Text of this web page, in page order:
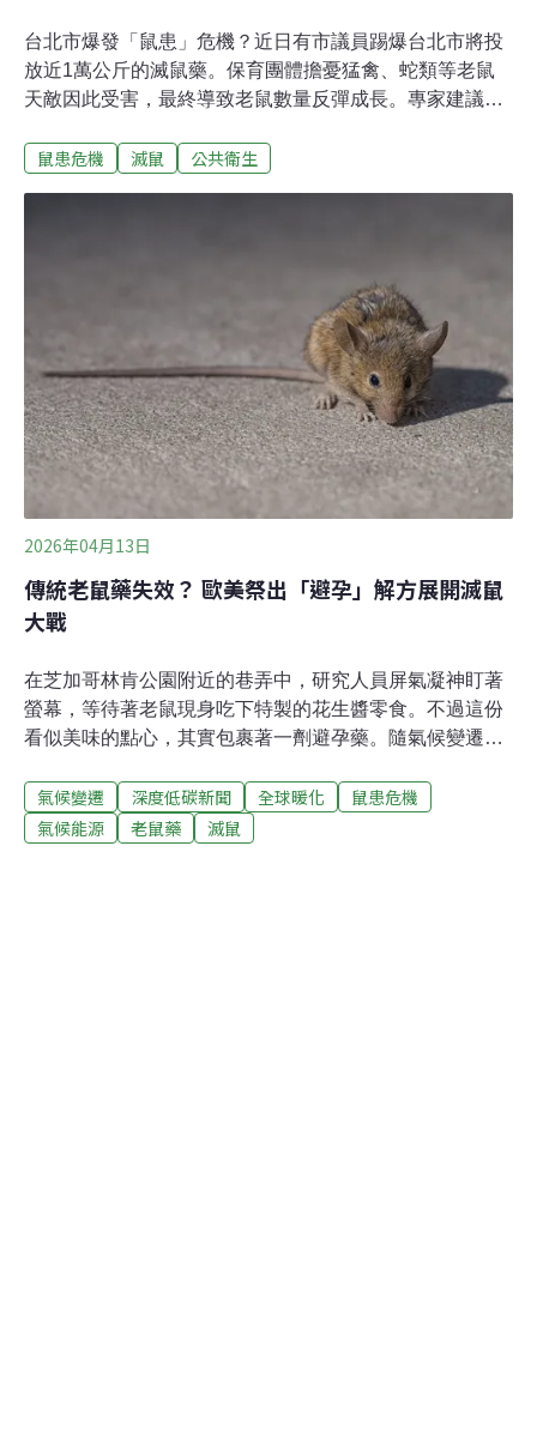
台北市爆發「鼠患」危機？近日有市議員踢爆台北市將投
放近1萬公斤的滅鼠藥。保育團體擔憂猛禽、蛇類等老鼠
天敵因此受害，最終導致老鼠數量反彈成長。專家建議，
制，加強環境衛生管理，確保老鼠族群數量波動可控。防
用6462公斤老鼠藥，又緊急採購4750公斤，總共約1萬公
斤。投放老鼠藥，也引起生態疑慮。為野生動物而走行動
聯盟、台灣爬行類動物保育協會及台灣猛禽研究會等保育
團體，今（5）日召開聯合記者會指出，以化學藥劑為核
心的策略無法有效控制鼠患，反而可能透過食物鏈累積效
應，對都市生態與家養寵物帶來長期系統性的風險。政策
應納入生態、公共衛生、獸醫等多方專業整合
鼠患危機 滅鼠 公共衛生
2026年04月13日
傳統老鼠藥失效？ 歐美祭出「避孕」解方展開滅鼠
大戰
在芝加哥林肯公園附近的巷弄中，研究人員屏氣凝神盯著
螢幕，等待著老鼠現身吃下特製的花生醬零食。不過這份
看似美味的點心，其實包裹著一劑避孕藥。隨氣候變遷、
開始出現具基因抗藥性的「超級老鼠」。歐美各大城市正
想方設法控制老鼠數量，避孕是其中一招。全球至少11城
氣候變遷 深度低碳新聞 全球暖化
鼠患危機
氣候能源
老鼠藥 滅鼠